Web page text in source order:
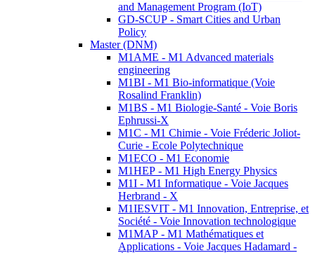
and Management Program (IoT)
GD-SCUP - Smart Cities and Urban
Policy
Master (DNM)
M1AME - M1 Advanced materials
engineering
M1BI - M1 Bio-informatique (Voie
Rosalind Franklin)
M1BS - M1 Biologie-Santé - Voie Boris
Ephrussi-X
M1C - M1 Chimie - Voie Fréderic Joliot-
Curie - Ecole Polytechnique
M1ECO - M1 Economie
M1HEP - M1 High Energy Physics
M1I - M1 Informatique - Voie Jacques
Herbrand - X
M1IESVIT - M1 Innovation, Entreprise, et
Société - Voie Innovation technologique
M1MAP - M1 Mathématiques et
Applications - Voie Jacques Hadamard -